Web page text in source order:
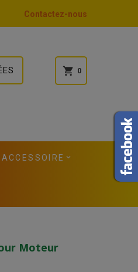
Contactez-nous
shopping_cart 0
ACCESSOIRE
Moteur